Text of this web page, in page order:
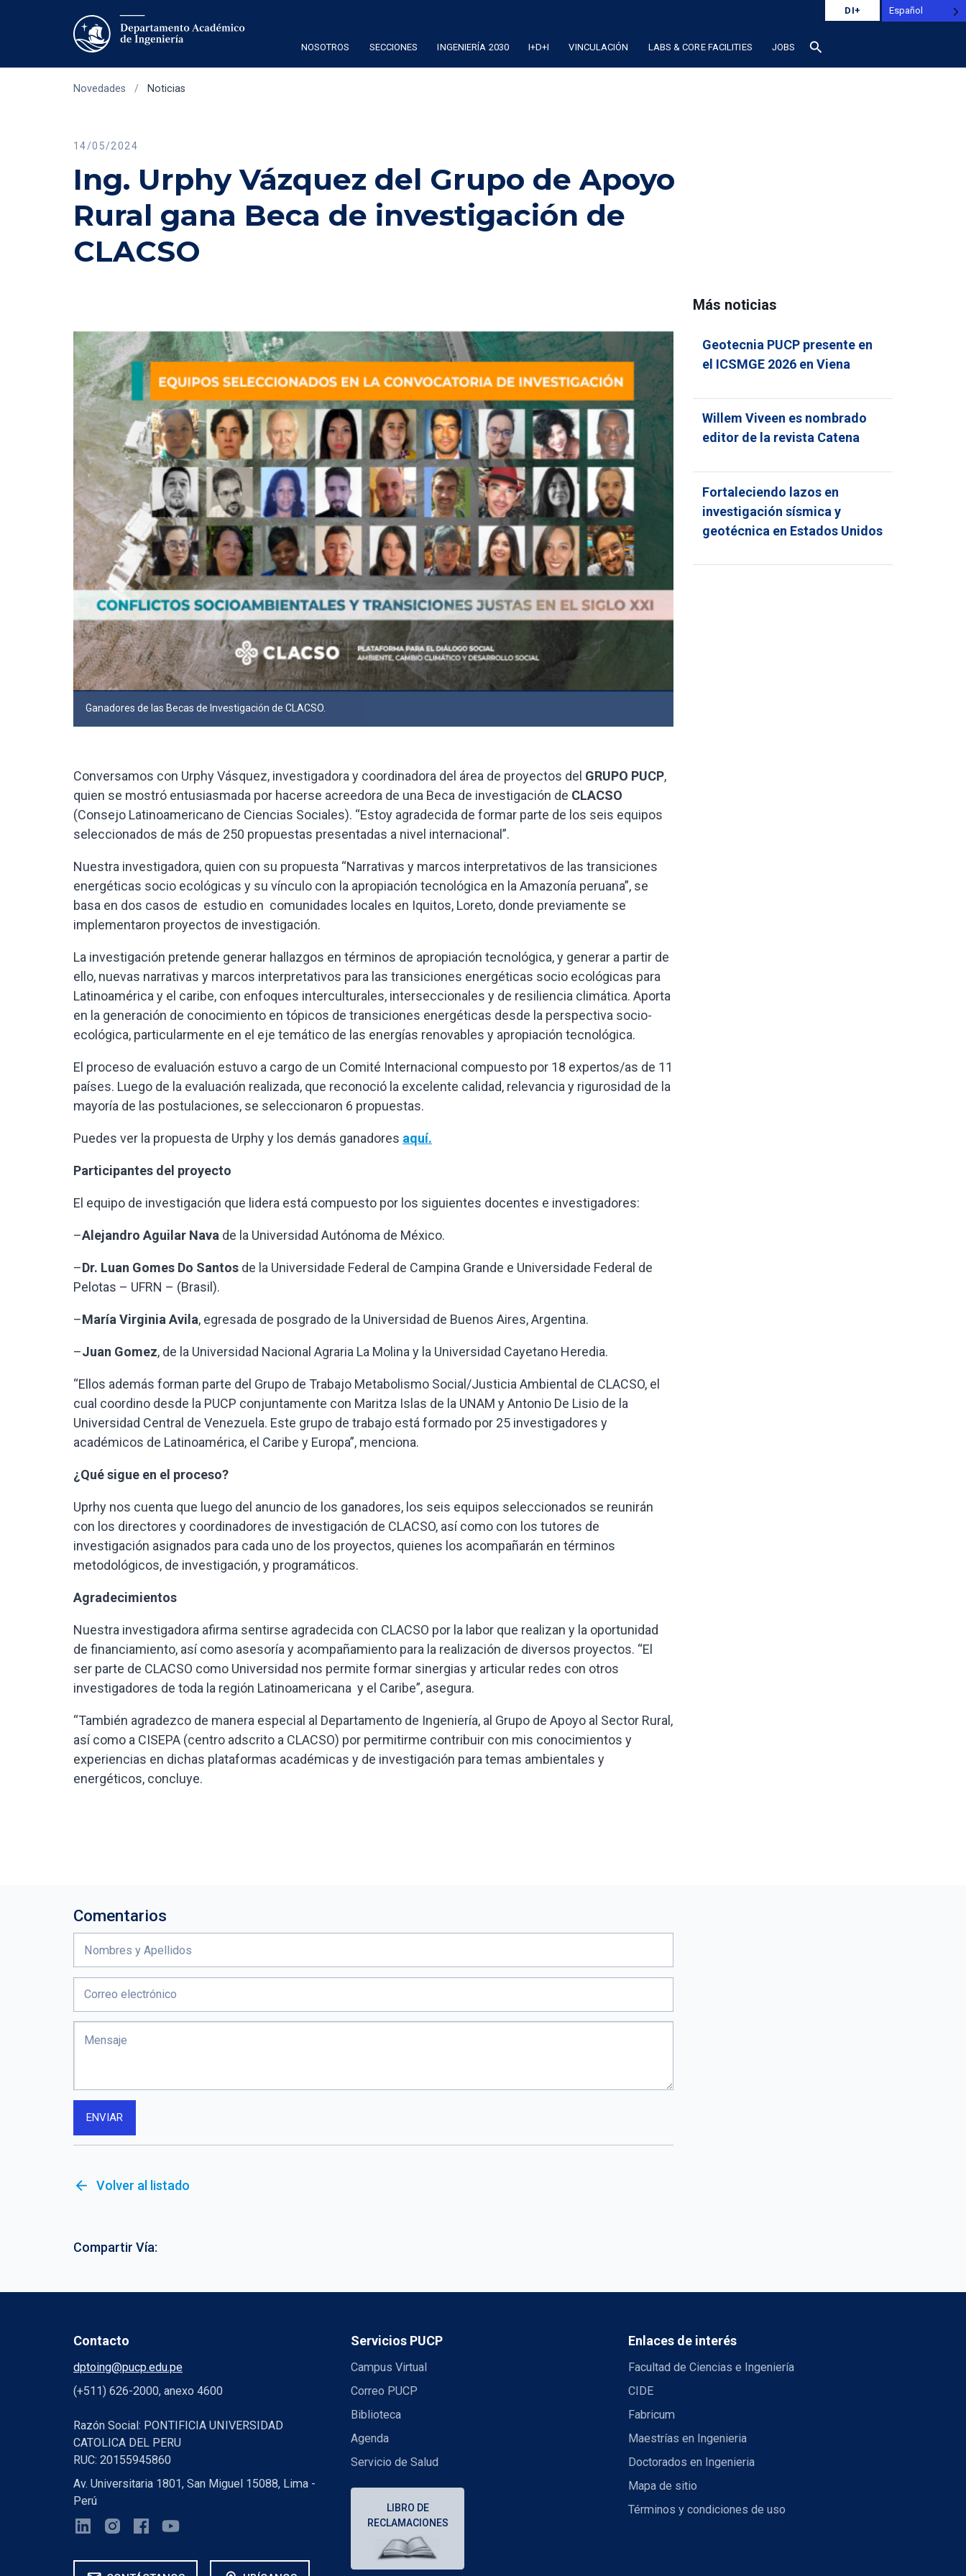
NOSOTROS SECCIONES INGENIERÍA 2030 I+D+I VINCULACIÓN LABS & CORE FACILITIES JOBS search
DI+
Novedades / Noticias
14/05/2024
Ing. Urphy Vázquez del Grupo de Apoyo
Rural gana Beca de investigación de
CLACSO
Ganadores de las Becas de Investigación de CLACSO.
Conversamos con Urphy Vásquez, investigadora y coordinadora del área de proyectos del GRUPO PUCP,
quien se mostró entusiasmada por hacerse acreedora de una Beca de investigación de CLACSO
(Consejo Latinoamericano de Ciencias Sociales). “Estoy agradecida de formar parte de los seis equipos
seleccionados de más de 250 propuestas presentadas a nivel internacional”.
Nuestra investigadora, quien con su propuesta “Narrativas y marcos interpretativos de las transiciones
energéticas socio ecológicas y su vínculo con la apropiación tecnológica en la Amazonía peruana”, se
basa en dos casos de estudio en comunidades locales en Iquitos, Loreto, donde previamente se
implementaron proyectos de investigación.
La investigación pretende generar hallazgos en términos de apropiación tecnológica, y generar a partir de
ello, nuevas narrativas y marcos interpretativos para las transiciones energéticas socio ecológicas para
Latinoamérica y el caribe, con enfoques interculturales, interseccionales y de resiliencia climática. Aporta
en la generación de conocimiento en tópicos de transiciones energéticas desde la perspectiva socio-
ecológica, particularmente en el eje temático de las energías renovables y apropiación tecnológica.
El proceso de evaluación estuvo a cargo de un Comité Internacional compuesto por 18 expertos/as de 11
países. Luego de la evaluación realizada, que reconoció la excelente calidad, relevancia y rigurosidad de la
mayoría de las postulaciones, se seleccionaron 6 propuestas.
Puedes ver la propuesta de Urphy y los demás ganadores aquí.
Participantes del proyecto
El equipo de investigación que lidera está compuesto por los siguientes docentes e investigadores:
–Alejandro Aguilar Nava de la Universidad Autónoma de México.
–Dr. Luan Gomes Do Santos de la Universidade Federal de Campina Grande e Universidade Federal de
Pelotas – UFRN – (Brasil).
–María Virginia Avila, egresada de posgrado de la Universidad de Buenos Aires, Argentina.
–Juan Gomez, de la Universidad Nacional Agraria La Molina y la Universidad Cayetano Heredia.
“Ellos además forman parte del Grupo de Trabajo Metabolismo Social/Justicia Ambiental de CLACSO, el
cual coordino desde la PUCP conjuntamente con Maritza Islas de la UNAM y Antonio De Lisio de la
Universidad Central de Venezuela. Este grupo de trabajo está formado por 25 investigadores y
académicos de Latinoamérica, el Caribe y Europa”, menciona.
¿Qué sigue en el proceso?
Uprhy nos cuenta que luego del anuncio de los ganadores, los seis equipos seleccionados se reunirán
con los directores y coordinadores de investigación de CLACSO, así como con los tutores de
investigación asignados para cada uno de los proyectos, quienes los acompañarán en términos
metodológicos, de investigación, y programáticos.
Agradecimientos
Nuestra investigadora afirma sentirse agradecida con CLACSO por la labor que realizan y la oportunidad
de financiamiento, así como asesoría y acompañamiento para la realización de diversos proyectos. “El
ser parte de CLACSO como Universidad nos permite formar sinergias y articular redes con otros
investigadores de toda la región Latinoamericana y el Caribe”, asegura.
“También agradezco de manera especial al Departamento de Ingeniería, al Grupo de Apoyo al Sector Rural,
así como a CISEPA (centro adscrito a CLACSO) por permitirme contribuir con mis conocimientos y
experiencias en dichas plataformas académicas y de investigación para temas ambientales y
energéticos, concluye.
Más noticias
Geotecnia PUCP presente en
el ICSMGE 2026 en Viena
Willem Viveen es nombrado
editor de la revista Catena
Fortaleciendo lazos en
investigación sísmica y
geotécnica en Estados Unidos
Comentarios
arrow_back Volver al listado
Compartir Vía:
Contacto
dptoing@pucp.edu.pe
(+511) 626-2000, anexo 4600
Razón Social: PONTIFICIA UNIVERSIDAD
CATOLICA DEL PERU
RUC: 20155945860
Av. Universitaria 1801, San Miguel 15088, Lima -
Perú
Servicios PUCP
Campus Virtual
Correo PUCP
Biblioteca
Agenda
Servicio de Salud
LIBRO DE
RECLAMACIONES
Enlaces de interés
Facultad de Ciencias e Ingeniería
CIDE
Fabricum
Maestrías en Ingenieria
Doctorados en Ingenieria
Mapa de sitio
Términos y condiciones de uso
Español